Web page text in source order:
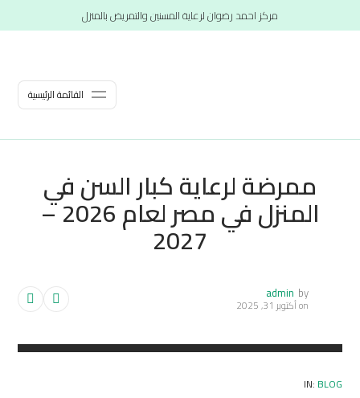
مركز احمد رضوان لرعاية المسنين والتمريض بالمنزل
القائمة الرئيسية
ممرضة لرعاية كبار السن في
المنزل في مصر لعام 2026 –
2027
by
admin
onأكتوبر 31, 2025
IN: BLOG